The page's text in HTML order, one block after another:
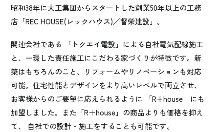
昭和38年に大工集団からスタートした創業50年以上の工務
店「REC HOUSE(レックハウス)／督栄建設」。
関連会社である 「トクエイ電設」による自社電気配線施工
と、一環した責任施工にこだわる家づくりが特徴です。新
築はもちろんのこと、リフォームやリノベーションも対応
可能。住宅性能とデザインをより高いレベルで両立させ、
お客様からのご要望に応えられるように 「R+house」にも
加盟しました。また「R＋house」の商品よりも価格を抑え
て、 自社での設計・施工をすることも可能です。